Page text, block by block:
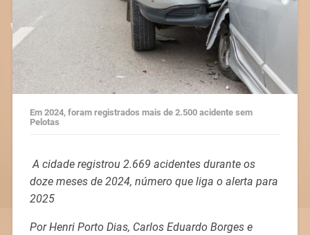
Em 2024, foram registrados mais de 2.500 acidente sem
Pelotas
A cidade registrou 2.669 acidentes durante os
doze meses de 2024, número que liga o alerta para
2025
Por Henri Porto Dias, Carlos Eduardo Borges e